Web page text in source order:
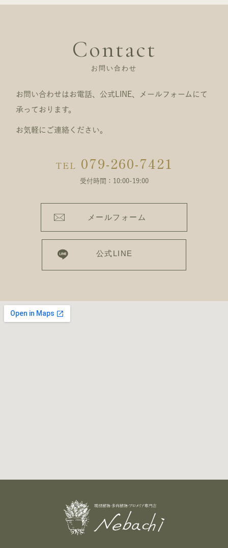
Contact
お問い合わせ
お問い合わせはお電話、公式LINE、メールフォームにて
承っております。
お気軽にご連絡ください。
TEL 079-260-7421
受付時間：10:00-19:00
メールフォーム
公式LINE